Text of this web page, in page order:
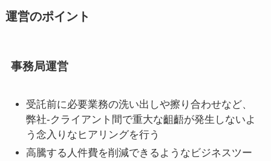
運営のポイント
事務局運営
受託前に必要業務の洗い出しや擦り合わせなど、
弊社-クライアント間で重大な齟齬が発生しないよ
う念入りなヒアリングを行う
高騰する人件費を削減できるようなビジネスツー